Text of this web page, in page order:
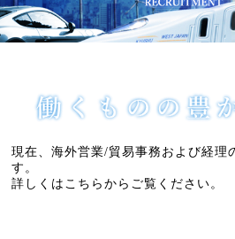
現在、海外営業/貿易事務および経理
す。
詳しくはこちらからご覧ください。